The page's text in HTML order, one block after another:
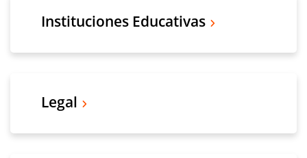
Instituciones Educativas
Legal